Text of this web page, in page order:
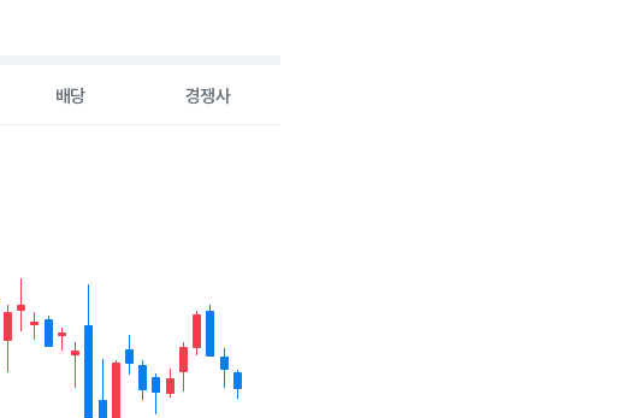
배당 경쟁사
to 2026-08-07 00:00:00.